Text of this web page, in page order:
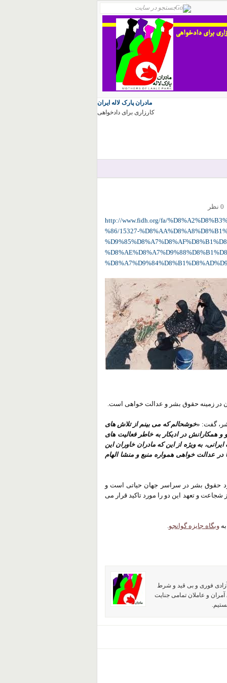
مادران پارک لاله ایران
کارزاری برای دادخواهی
0 نظر
http://www.fidh.org/fa/
%86/15327-
در زمینه حقوق بشر و عدالت خواهی است.
گفت: «خوشحالم که می بینم از تلاش های
همکارانش در ادیکار به خاطر فعالیت های
به ویژه از این که مادران خاوران این
در عدالت خواهی همواره منبع و منشا الهام
حقوق بشر در سراسر جهان حیاتی است و
و تعهد این دو را مورد تاکید قرار می
وبگاه جایزه گوانجو
فوری و بی قید و شرط
و عاملان تمامی جنایت